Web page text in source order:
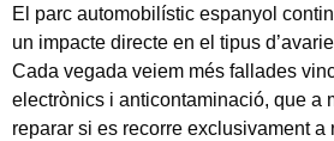
El parc automobilístic espanyol
un impacte directe en el tipus
Cada vegada veiem més fallades
electrònics i anticontaminació, que a
reparar si es recorre exclusivament a